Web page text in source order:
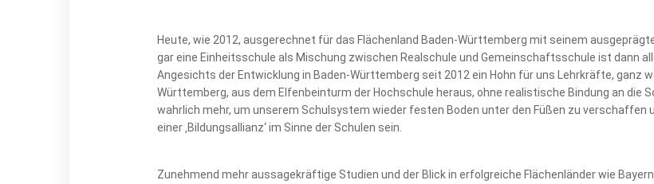
Heute, wie 2012, ausgerechnet für das Flächenland Baden-Württemberg mit seinem
gar eine Einheitsschule als Mischung zwischen Realschule und Gemeinschaftsschule ist dann
Angesichts der Entwicklung in Baden-Württemberg seit 2012 ein Hohn für uns Lehrkräfte, ganz
Württemberg, aus dem Elfenbeinturm der Hochschule heraus, ohne realistische Bindung an die
wahrlich mehr, um unserem Schulsystem wieder festen Boden unter den Füßen zu verschaffen
einer ‚Bildungsallianz‘ im Sinne der Schulen sein.
Zunehmend mehr aussagekräftige Studien und der Blick in erfolgreiche Flächenländer wie